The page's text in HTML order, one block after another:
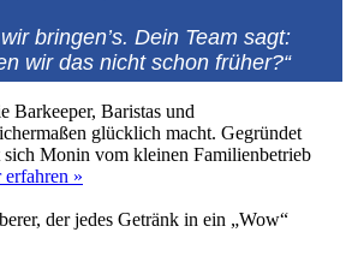
bringen’s. Dein Team sagt:
wir das nicht schon früher?“
Barkeeper, Baristas und
glücklich macht. Gegründet
Monin vom kleinen Familienbetrieb
erfahren »
der jedes Getränk in ein „Wow“